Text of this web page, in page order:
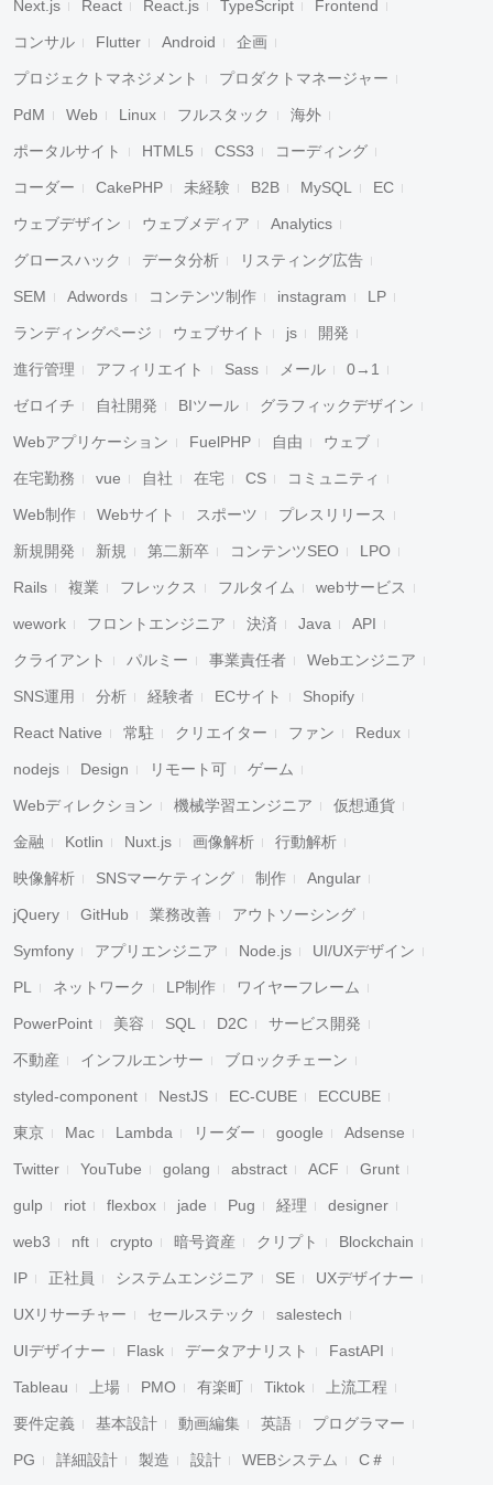
Next.js React React.js TypeScript Frontend
コンサル Flutter Android 企画
プロジェクトマネジメント プロダクトマネージャー
PdM Web Linux フルスタック 海外
ポータルサイト HTML5 CSS3 コーディング
コーダー CakePHP 未経験 B2B MySQL EC
ウェブデザイン ウェブメディア Analytics
グロースハック データ分析 リスティング広告
SEM Adwords コンテンツ制作 instagram LP
ランディングページ ウェブサイト js 開発
進行管理 アフィリエイト Sass メール 0→1
ゼロイチ 自社開発 BIツール グラフィックデザイン
Webアプリケーション FuelPHP 自由 ウェブ
在宅勤務 vue 自社 在宅 CS コミュニティ
Web制作 Webサイト スポーツ プレスリリース
新規開発 新規 第二新卒 コンテンツSEO LPO
Rails 複業 フレックス フルタイム webサービス
wework フロントエンジニア 決済 Java API
クライアント パルミー 事業責任者 Webエンジニア
SNS運用 分析 経験者 ECサイト Shopify
React Native 常駐 クリエイター ファン Redux
nodejs Design リモート可 ゲーム
Webディレクション 機械学習エンジニア 仮想通貨
金融 Kotlin Nuxt.js 画像解析 行動解析
映像解析 SNSマーケティング 制作 Angular
jQuery GitHub 業務改善 アウトソーシング
Symfony アプリエンジニア Node.js UI/UXデザイン
PL ネットワーク LP制作 ワイヤーフレーム
PowerPoint 美容 SQL D2C サービス開発
不動産 インフルエンサー ブロックチェーン
styled-component NestJS EC-CUBE ECCUBE
東京 Mac Lambda リーダー google Adsense
Twitter YouTube golang abstract ACF Grunt
gulp riot flexbox jade Pug 経理 designer
web3 nft crypto 暗号資産 クリプト Blockchain
IP 正社員 システムエンジニア SE UXデザイナー
UXリサーチャー セールステック salestech
UIデザイナー Flask データアナリスト FastAPI
Tableau 上場 PMO 有楽町 Tiktok 上流工程
要件定義 基本設計 動画編集 英語 プログラマー
PG 詳細設計 製造 設計 WEBシステム C＃